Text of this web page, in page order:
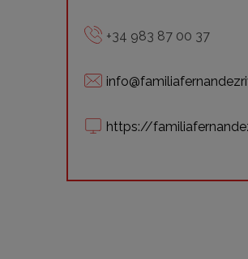
+34 983 87 00 37
https://